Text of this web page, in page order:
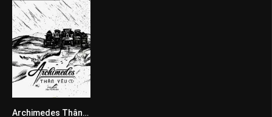
0Archimedes Thân Yêu